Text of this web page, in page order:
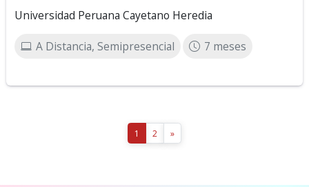
Universidad Peruana Cayetano Heredia
A Distancia, Semipresencial 7 meses
1 2 »